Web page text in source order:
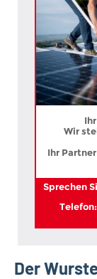
Wir
Ihr
Sprechen
Der